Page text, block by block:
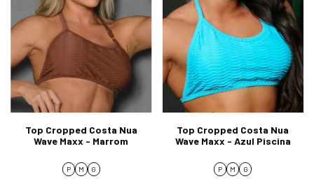
Top Cropped Costa Nua
Wave Maxx - Marrom
P M G
Top Cropped Costa Nua
Wave Maxx - Azul Piscina
P M G